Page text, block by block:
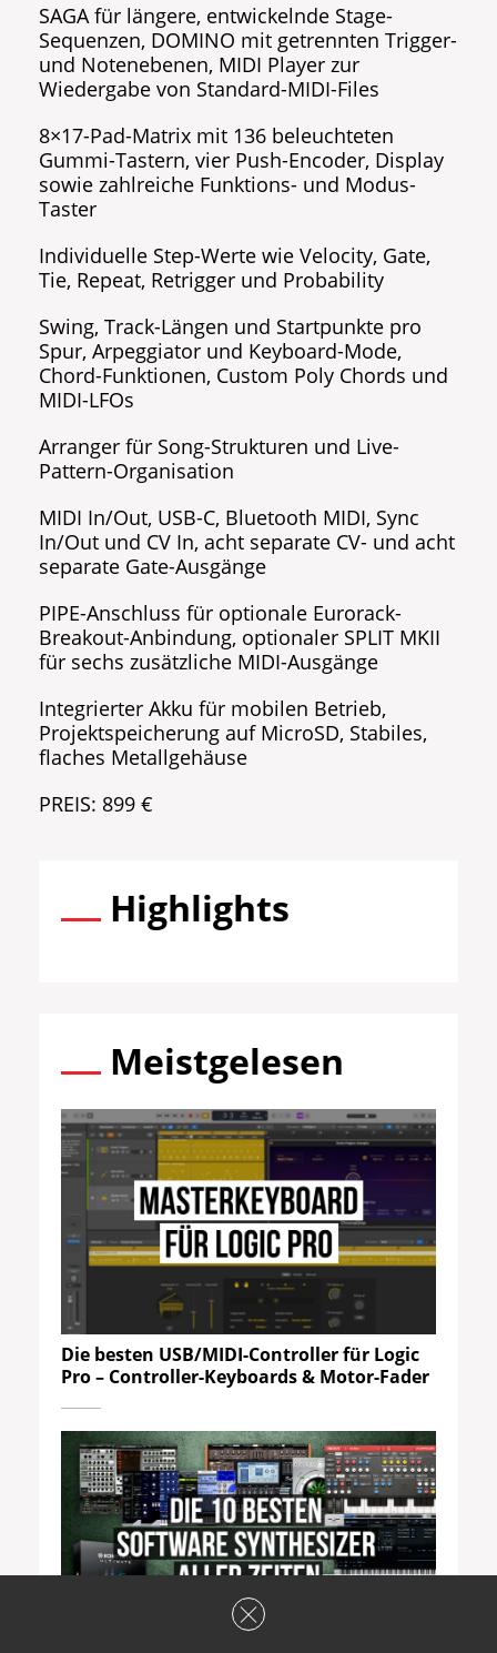
SAGA für längere, entwickelnde Stage-
Sequenzen, DOMINO mit getrennten Trigger-
und Notenebenen, MIDI Player zur
Wiedergabe von Standard-MIDI-Files
8×17-Pad-Matrix mit 136 beleuchteten
Gummi-Tastern, vier Push-Encoder, Display
sowie zahlreiche Funktions- und Modus-
Taster
Individuelle Step-Werte wie Velocity, Gate,
Tie, Repeat, Retrigger und Probability
Swing, Track-Längen und Startpunkte pro
Spur, Arpeggiator und Keyboard-Mode,
Chord-Funktionen, Custom Poly Chords und
MIDI-LFOs
Arranger für Song-Strukturen und Live-
Pattern-Organisation
MIDI In/Out, USB-C, Bluetooth MIDI, Sync
In/Out und CV In, acht separate CV- und acht
separate Gate-Ausgänge
PIPE-Anschluss für optionale Eurorack-
Breakout-Anbindung, optionaler SPLIT MKII
für sechs zusätzliche MIDI-Ausgänge
Integrierter Akku für mobilen Betrieb,
Projektspeicherung auf MicroSD, Stabiles,
flaches Metallgehäuse
PREIS: 899 €
Highlights
Meistgelesen
Die besten USB/MIDI-Controller für Logic
Pro – Controller-Keyboards & Motor-Fader